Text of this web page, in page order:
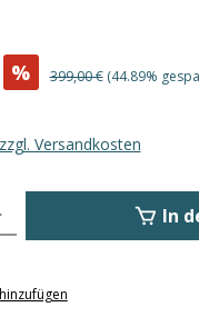
% Regulärer Preis:
399,00 € (44.89%
Versandkosten
den gewünschten Wert
In